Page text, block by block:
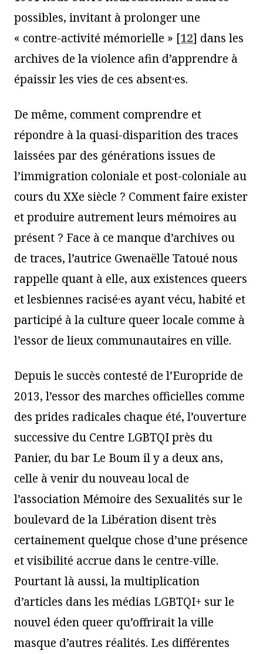
possibles, invitant à prolonger une
« contre-activité mémorielle » [12] dans les
archives de la violence afin d’apprendre à
épaissir les vies de ces absent·es.
De même, comment comprendre et
répondre à la quasi-disparition des traces
laissées par des générations issues de
l’immigration coloniale et post-coloniale au
cours du XXe siècle ? Comment faire exister
et produire autrement leurs mémoires au
présent ? Face à ce manque d’archives ou
de traces, l’autrice Gwenaëlle Tatoué nous
rappelle quant à elle, aux existences queers
et lesbiennes racisé·es ayant vécu, habité et
participé à la culture queer locale comme à
l’essor de lieux communautaires en ville.
Depuis le succès contesté de l’Europride de
2013, l’essor des marches officielles comme
des prides radicales chaque été, l’ouverture
successive du Centre LGBTQI près du
Panier, du bar Le Boum il y a deux ans,
celle à venir du nouveau local de
l’association Mémoire des Sexualités sur le
boulevard de la Libération disent très
certainement quelque chose d’une présence
et visibilité accrue dans le centre-ville.
Pourtant là aussi, la multiplication
d’articles dans les médias LGBTQI+ sur le
nouvel éden queer qu’offrirait la ville
masque d’autres réalités. Les différentes